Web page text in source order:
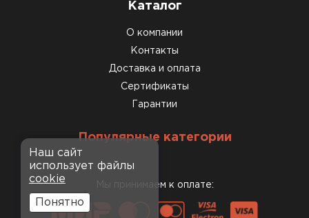
Каталог
О компании
Контакты
Доставка и оплата
Сертификаты
Гарантии
Популярные категории
Мы принимаем к оплате:
Наш сайт
использует файлы
cookie
Понятно